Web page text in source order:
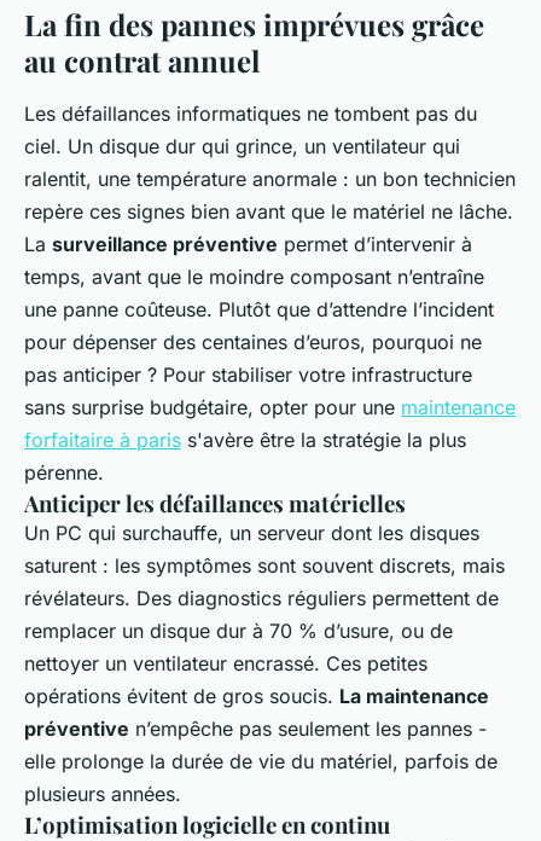
La fin des pannes imprévues grâce
au contrat annuel
Les défaillances informatiques ne tombent pas du
ciel. Un disque dur qui grince, un ventilateur qui
ralentit, une température anormale : un bon technicien
repère ces signes bien avant que le matériel ne lâche.
La surveillance préventive permet d’intervenir à
temps, avant que le moindre composant n’entraîne
une panne coûteuse. Plutôt que d’attendre l’incident
pour dépenser des centaines d’euros, pourquoi ne
pas anticiper ? Pour stabiliser votre infrastructure
sans surprise budgétaire, opter pour une maintenance
forfaitaire à paris s'avère être la stratégie la plus
pérenne.
Anticiper les défaillances matérielles
Un PC qui surchauffe, un serveur dont les disques
saturent : les symptômes sont souvent discrets, mais
révélateurs. Des diagnostics réguliers permettent de
remplacer un disque dur à 70 % d’usure, ou de
nettoyer un ventilateur encrassé. Ces petites
opérations évitent de gros soucis. La maintenance
préventive n’empêche pas seulement les pannes -
elle prolonge la durée de vie du matériel, parfois de
plusieurs années.
L’optimisation logicielle en continu